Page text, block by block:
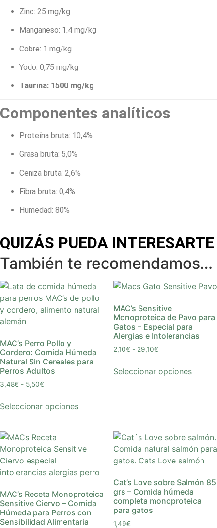
Zinc: 25 mg/kg
Manganeso: 1,4 mg/kg
Cobre: 1 mg/kg
Yodo: 0,75 mg/kg
Taurina: 1500 mg/kg
Componentes analíticos
Proteína bruta: 10,4%
Grasa bruta: 5,0%
Ceniza bruta: 2,6%
Fibra bruta: 0,4%
Humedad: 80%
QUIZÁS PUEDA INTERESARTE
También te recomendamos…
MAC’s Perro Pollo y
Cordero: Comida Húmeda
Natural Sin Cereales para
Perros Adultos
3,48€ - 5,50€
Seleccionar opciones
MAC’s Sensitive
Monoproteica de Pavo para
Gatos – Especial para
Alergias e Intolerancias
2,10€ - 29,10€
Seleccionar opciones
MAC’s Receta Monoproteica
Sensitive Ciervo – Comida
Húmeda para Perros con
Sensibilidad Alimentaria
Cat’s Love sobre Salmón 85
grs – Comida húmeda
completa monoproteica
para gatos
1,49€